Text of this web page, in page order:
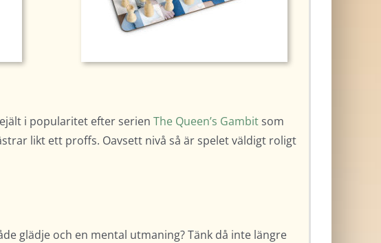
i popularitet efter serien The Queen’s Gambitsom
likt ett proffs. Oavsett nivå så är spelet väldigt roligt
glädje och en mental utmaning? Tänk då inte längre